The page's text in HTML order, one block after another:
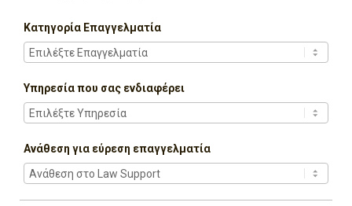
Κατηγορία Επαγγελματία
Υπηρεσία που σας ενδιαφέρει
Ανάθεση για εύρεση επαγγελματία